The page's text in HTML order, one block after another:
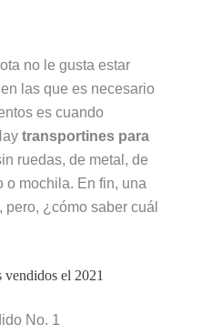
no le gusta estar
las que es necesario
es cuando
transportines para
ruedas, de metal, de
o mochila. En fin, una
¿cómo saber cuál
vendidos el 2021
No. 1